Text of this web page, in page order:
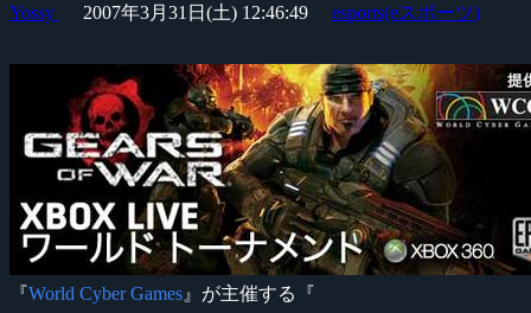
Yossy 2007年3月31日(土) 12:46:49 esports(eスポーツ)
『World Cyber Games 』が主催する『